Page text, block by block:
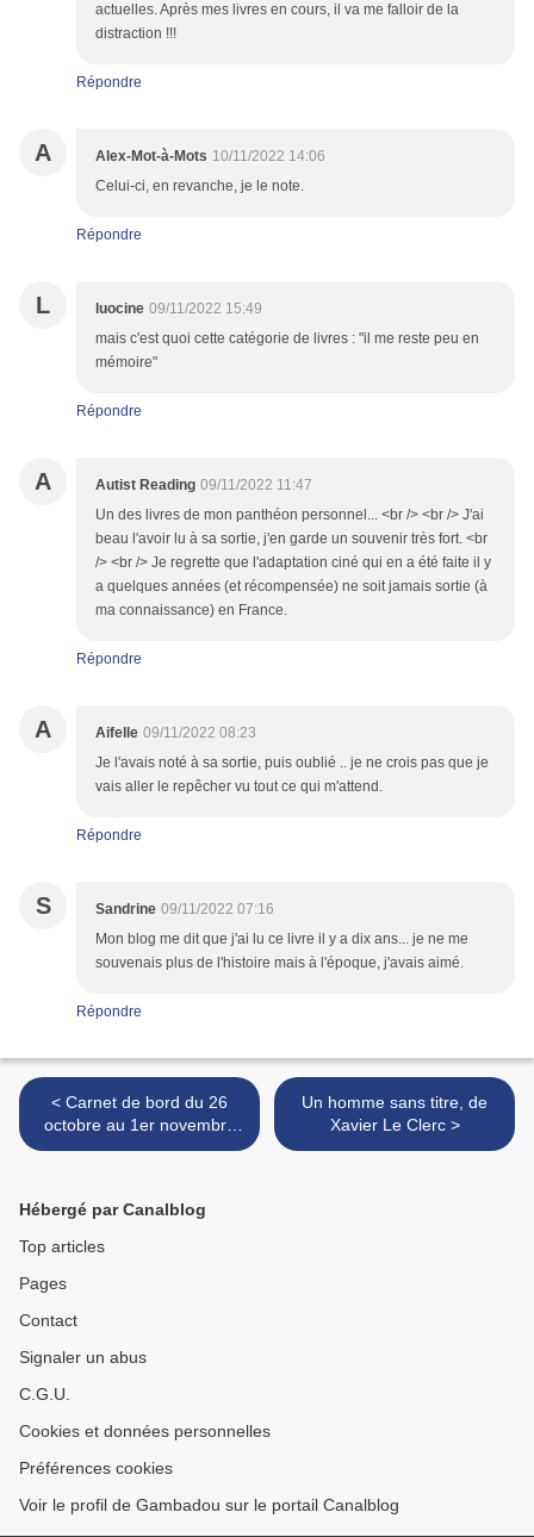
actuelles. Après mes livres en cours, il va me falloir de la
distraction !!!
Répondre
A Alex-Mot-à-Mots 10/11/2022 14:06
Celui-ci, en revanche, je le note.
Répondre
L luocine 09/11/2022 15:49
mais c'est quoi cette catégorie de livres : "il me reste peu en
mémoire"
Répondre
A Autist Reading 09/11/2022 11:47
Un des livres de mon panthéon personnel... <br /> <br /> J'ai
beau l'avoir lu à sa sortie, j'en garde un souvenir très fort. <br
/> <br /> Je regrette que l'adaptation ciné qui en a été faite il y
a quelques années (et récompensée) ne soit jamais sortie (à
ma connaissance) en France.
Répondre
A Aifelle 09/11/2022 08:23
Je l'avais noté à sa sortie, puis oublié .. je ne crois pas que je
vais aller le repêcher vu tout ce qui m'attend.
Répondre
S Sandrine 09/11/2022 07:16
Mon blog me dit que j'ai lu ce livre il y a dix ans... je ne me
souvenais plus de l'histoire mais à l'époque, j'avais aimé.
Répondre
< Carnet de bord du 26
octobre au 1er novembre
2022
Un homme sans titre, de
Xavier Le Clerc >
Hébergé par Canalblog
Top articles
Pages
Contact
Signaler un abus
C.G.U.
Cookies et données personnelles
Préférences cookies
Voir le profil de Gambadou sur le portail Canalblog